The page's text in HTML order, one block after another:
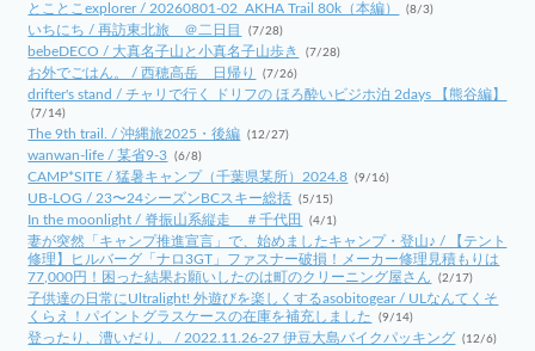
とことこexplorer / 20260801-02_AKHA Trail 80k（本編） (8/3)
いちにち / 再訪東北旅 ＠二日目 (7/28)
bebeDECO / 大真名子山と小真名子山歩き (7/28)
お外でごはん。 / 西穂高岳 日帰り (7/26)
drifter's stand / チャリで行く ドリフの ほろ酔いビジホ泊 2days 【熊谷編】
(7/14)
The 9th trail. / 沖縄旅2025・後編 (12/27)
wanwan-life / 某省9-3 (6/8)
CAMP*SITE / 猛暑キャンプ（千葉県某所）2024.8 (9/16)
UB-LOG / 23〜24シーズンBCスキー総括 (5/15)
In the moonlight / 脊振山系縦走 ＃千代田 (4/1)
妻が突然「キャンプ推進宣言」で、始めましたキャンプ・登山♪ / 【テント
修理】ヒルバーグ「ナロ3GT」ファスナー破損！メーカー修理見積もりは
77,000円！困った結果お願いしたのは町のクリーニング屋さん
(2/17)
子供達の日常にUltralight! 外遊びを楽しくするasobitogear / ULなんてくそ
くらえ！パイントグラスケースの在庫を補充しました
(9/14)
登ったり、漕いだり。 / 2022.11.26-27 伊豆大島バイクパッキング (12/6)